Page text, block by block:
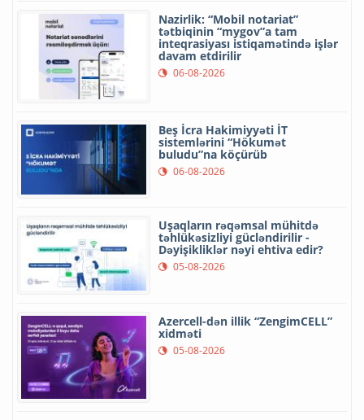
Nazirlik: “Mobil notariat”
tətbiqinin “mygov”a tam
inteqrasiyası istiqamətində işlər
davam etdirilir
06-08-2026
Beş İcra Hakimiyyəti İT
sistemlərini “Hökumət
buludu”na köçürüb
06-08-2026
Uşaqların rəqəmsal mühitdə
təhlükəsizliyi gücləndirilir -
Dəyişikliklər nəyi ehtiva edir?
05-08-2026
Azercell-dən illik “ZengimCELL”
xidməti
05-08-2026